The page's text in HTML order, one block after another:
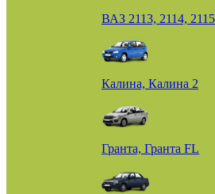
ВАЗ 2113, 2114, 2115
Калина, Калина 2
Гранта, Гранта FL